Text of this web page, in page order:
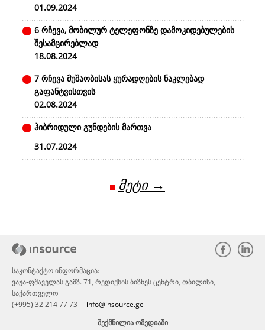
01.09.2024
6 რჩევა, მობილურ ტელეფონზე დამოკიდებულების
შესამცირებლად
18.08.2024
7 რჩევა მუშაობისას ყურადღების ნაკლებად
გაფანტვისთვის
02.08.2024
ჰიბრიდული გუნდების მართვა
31.07.2024
მეტი →
საკონტაქტო ინფორმაცია:
ვაჟა-ფშაველას გამზ. 71, რედიქსის ბიზნეს ცენტრი, თბილისი,
საქართველო
(+995) 32 214 77 73 info@insource.ge
ᲨᲔᲥᲛᲜᲘᲚᲘᲐ ᲝᲛᲔᲓᲘᲐᲨᲘ